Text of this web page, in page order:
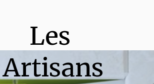
Les
Artisans